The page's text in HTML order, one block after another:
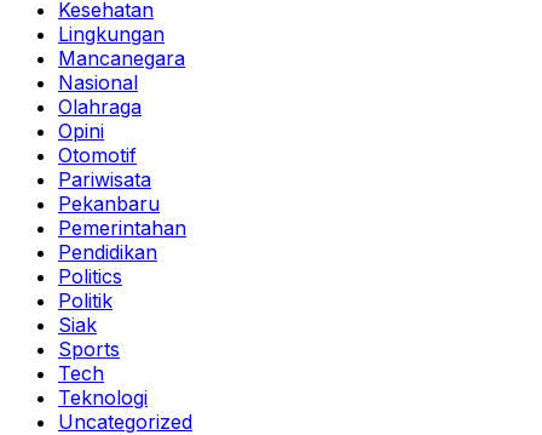
Kesehatan
Lingkungan
Mancanegara
Nasional
Olahraga
Opini
Otomotif
Pariwisata
Pekanbaru
Pemerintahan
Pendidikan
Politics
Politik
Siak
Sports
Tech
Teknologi
Uncategorized